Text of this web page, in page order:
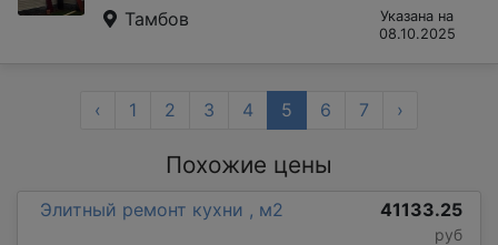
Тамбов
Указана на
08.10.2025
‹ 1 2 3 4 5 6 7 ›
Похожие цены
Элитный ремонт кухни , м2 41133.25
руб